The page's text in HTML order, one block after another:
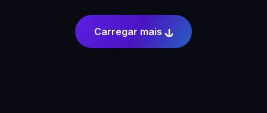
Carregar mais